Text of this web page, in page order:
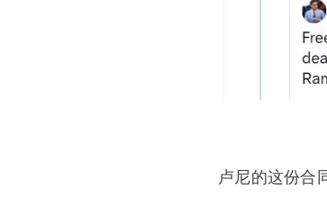
卢尼的这份合